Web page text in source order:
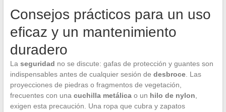
Consejos prácticos para un uso
eficaz y un mantenimiento
duradero
La seguridad no se discute: gafas de protección y guantes son
indispensables antes de cualquier sesión de desbroce. Las
proyecciones de piedras o fragmentos de vegetación,
frecuentes con una cuchilla metálicao un hilo de nylon
exigen esta precaución. Una ropa que cubra y zapatos